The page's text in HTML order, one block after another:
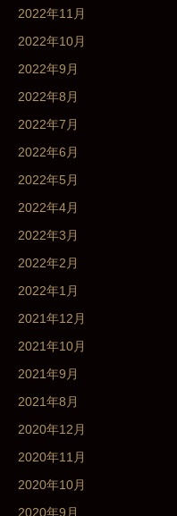
2022年11月
2022年10月
2022年9月
2022年8月
2022年7月
2022年6月
2022年5月
2022年4月
2022年3月
2022年2月
2022年1月
2021年12月
2021年10月
2021年9月
2021年8月
2020年12月
2020年11月
2020年10月
2020年9月